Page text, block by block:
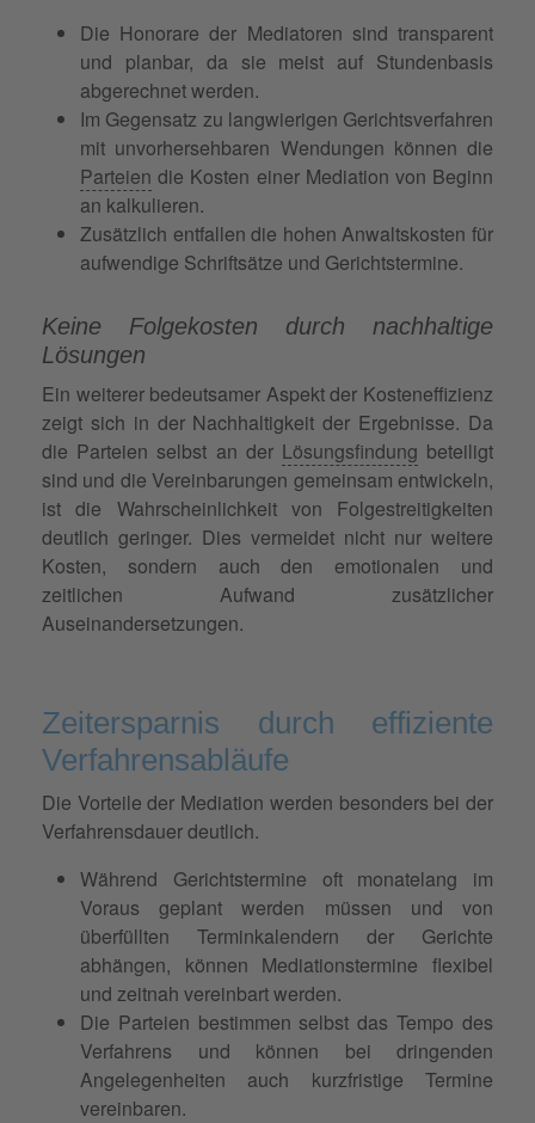
Die Honorare der Mediatoren sind transparent
und planbar, da sie meist auf Stundenbasis
abgerechnet werden.
Im Gegensatz zu langwierigen Gerichtsverfahren
mit unvorhersehbaren Wendungen können die
Parteien die Kosten einer Mediation von Beginn
an kalkulieren.
Zusätzlich entfallen die hohen Anwaltskosten für
aufwendige Schriftsätze und Gerichtstermine.
Keine Folgekosten durch nachhaltige
Lösungen
Ein weiterer bedeutsamer Aspekt der Kosteneffizienz
zeigt sich in der Nachhaltigkeit der Ergebnisse. Da
die Parteien selbst an der Lösungsfindung beteiligt
sind und die Vereinbarungen gemeinsam entwickeln,
ist die Wahrscheinlichkeit von Folgestreitigkeiten
deutlich geringer. Dies vermeidet nicht nur weitere
Kosten, sondern auch den emotionalen und
zeitlichen Aufwand zusätzlicher
Auseinandersetzungen.
Zeitersparnis durch effiziente
Verfahrensabläufe
Die Vorteile der Mediation werden besonders bei der
Verfahrensdauer deutlich.
Während Gerichtstermine oft monatelang im
Voraus geplant werden müssen und von
überfüllten Terminkalendern der Gerichte
abhängen, können Mediationstermine flexibel
und zeitnah vereinbart werden.
Die Parteien bestimmen selbst das Tempo des
Verfahrens und können bei dringenden
Angelegenheiten auch kurzfristige Termine
vereinbaren.